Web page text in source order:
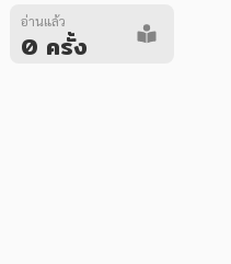
อ่านแล้ว
0 ครั้ง